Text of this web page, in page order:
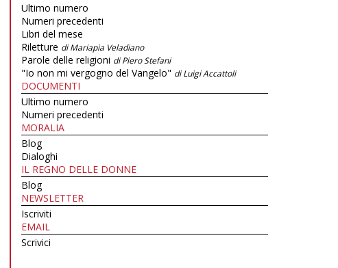
Ultimo numero
Numeri precedenti
Libri del mese
Riletture di Mariapia Veladiano
Parole delle religioni di Piero Stefani
"Io non mi vergogno del Vangelo" di Luigi Accattoli
DOCUMENTI
Ultimo numero
Numeri precedenti
MORALIA
Blog
Dialoghi
IL REGNO DELLE DONNE
Blog
NEWSLETTER
Iscriviti
EMAIL
Scrivici